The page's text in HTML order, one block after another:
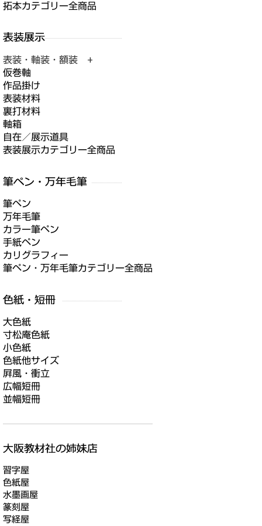
拓本カテゴリー全商品
表装・軸装・額装 +
仮巻軸
作品掛け
表装材料
裏打材料
軸箱
自在／展示道具
表装展示カテゴリー全商品
筆ペン
万年毛筆
カラー筆ペン
手紙ペン
カリグラフィー
筆ペン・万年毛筆カテゴリー全商品
大色紙
寸松庵色紙
小色紙
色紙他サイズ
屛風・衝立
広幅短冊
並幅短冊
習字屋
色紙屋
水墨画屋
篆刻屋
写経屋